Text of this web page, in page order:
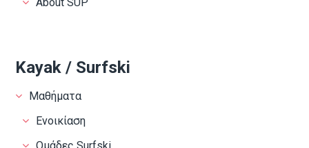
Kayak / Surfski
Μαθήματα
Ενοικίαση
Ομάδες Surfski